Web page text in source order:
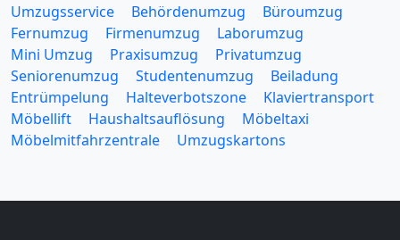
Umzugsservice Behördenumzug
Büroumzug
Fernumzug
Firmenumzug
Laborumzug
Mini Umzug
Praxisumzug
Privatumzug
Seniorenumzug
Studentenumzug
Beiladung
Entrümpelung
Halteverbotszone
Klaviertransport
Möbellift
Haushaltsauflösung
Möbeltaxi
Möbelmitfahrzentrale
Umzugskartons